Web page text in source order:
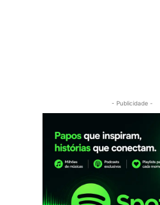
- Publicidade -